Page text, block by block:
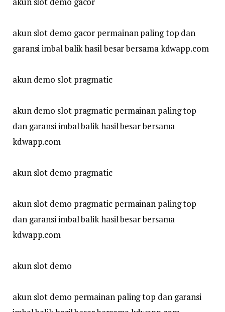
akun slot demo gacor permainan paling top dan
garansi imbal balik hasil besar bersama kdwapp.com
akun demo slot pragmatic
akun demo slot pragmatic permainan paling top
dan garansi imbal balik hasil besar bersama
kdwapp.com
akun slot demo pragmatic
akun slot demo pragmatic permainan paling top
dan garansi imbal balik hasil besar bersama
kdwapp.com
akun slot demo
akun slot demo permainan paling top dan garansi